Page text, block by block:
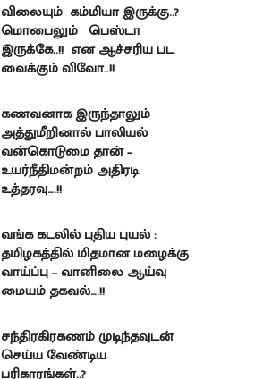
விலையும் கம்மியா இருக்கு..?
மொபைலும் பெஸ்டா
இருக்கே..!! என ஆச்சரிய பட
வைக்கும் விவோ..!!
கணவனாக இருந்தாலும்
அத்துமீறினால் பாலியல்
வன்கொடுமை தான் –
உயர்நீதிமன்றம் அதிரடி
உத்தரவு….!!
வங்க கடலில் புதிய புயல் :
தமிழகத்தில் மிதமான மழைக்கு
வாய்ப்பு – வானிலை ஆய்வு
மையம் தகவல்….!!
சந்திரகிரகணம் முடிந்தவுடன்
செய்ய வேண்டிய
பரிகாரங்கள்..?